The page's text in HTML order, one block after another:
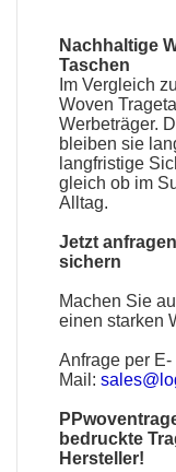
Nachhaltige
Taschen
Im Vergleich
Woven
Werbeträger.
bleiben sie
langfristige
gleich ob im
Alltag.
Jetzt
sichern
Machen Sie
einen starken
Anfrage per E-
Mail:
bedruckte
Hersteller!